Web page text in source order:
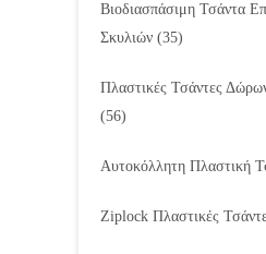
Βιοδιασπάσιμη Τσάντα
Σκυλιών (35)
Πλαστικές Τσάντες
(56)
Αυτοκόλλητη Πλαστική
Ziplock Πλαστικές